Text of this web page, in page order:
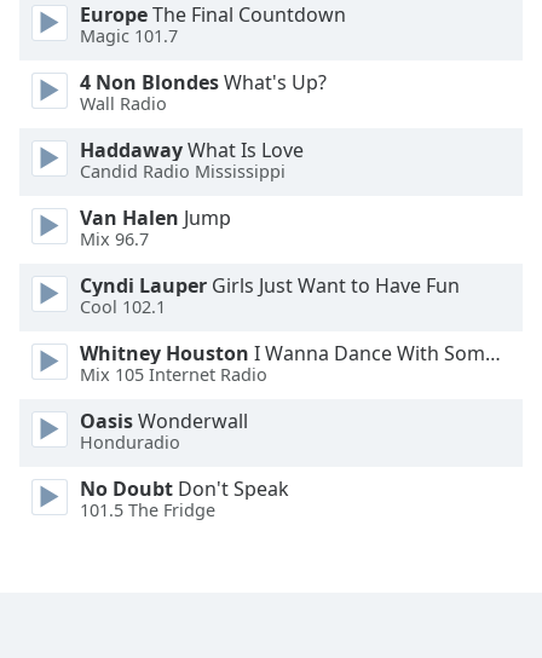
Text
Background
Color
Opacity
Caption
Background
Color
Opacity
Size
EuropeThe Final Countdown
Magic 101.7
4 Non BlondesWhat's Up?
Wall Radio
HaddawayWhat Is Love
Candid Radio Mississippi
Van Halen Jump
Mix 96.7
Cyndi Lauper Girls Just Want to Have Fun
Cool 102.1
Whitney Houston I Wanna Dance With Somebody
Mix 105 Internet Radio
OasisWonderwall
Honduradio
No Doubt Don't Speak
101.5 The Fridge